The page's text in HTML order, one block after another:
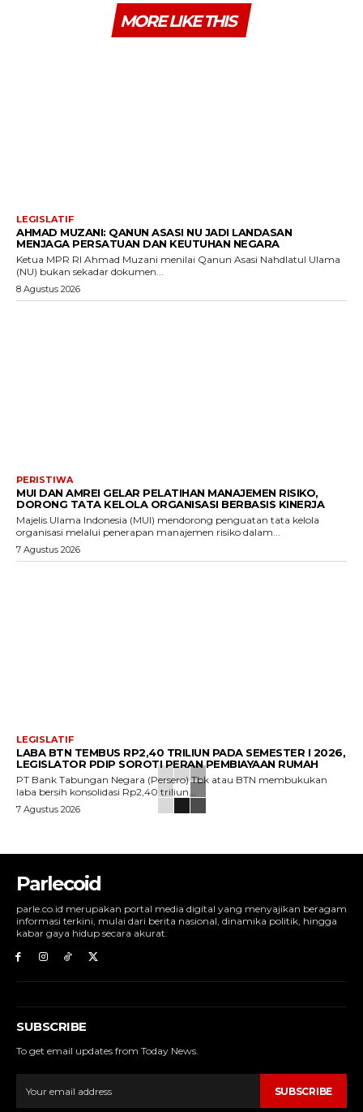
MORE LIKE THIS
LEGISLATIF
AHMAD MUZANI: QANUN ASASI NU JADI LANDASAN
MENJAGA PERSATUAN DAN KEUTUHAN NEGARA
Ketua MPR RI Ahmad Muzani menilai Qanun Asasi Nahdlatul Ulama
(NU) bukan sekadar dokumen...
8 Agustus 2026
PERISTIWA
MUI DAN AMREI GELAR PELATIHAN MANAJEMEN RISIKO,
DORONG TATA KELOLA ORGANISASI BERBASIS KINERJA
Majelis Ulama Indonesia (MUI) mendorong penguatan tata kelola
organisasi melalui penerapan manajemen risiko dalam...
7 Agustus 2026
LEGISLATIF
LABA BTN TEMBUS RP2,40 TRILIUN PADA SEMESTER I 2026,
LEGISLATOR PDIP SOROTI PERAN PEMBIAYAAN RUMAH
PT Bank Tabungan Negara (Persero) Tbk atau BTN membukukan
laba bersih konsolidasi Rp2,40 triliun...
7 Agustus 2026
Parlecoid
parle.co.id merupakan portal media digital yang menyajikan beragam
informasi terkini, mulai dari berita nasional, dinamika politik, hingga
kabar gaya hidup secara akurat.
SUBSCRIBE
To get email updates from Today News.
SUBSCRIBE